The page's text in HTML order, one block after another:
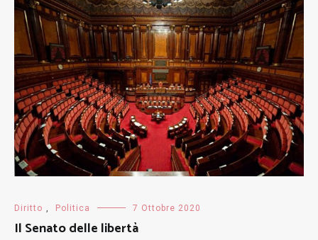
Diritto Politica 7 Ottobre 2020
Il Senato delle libertà